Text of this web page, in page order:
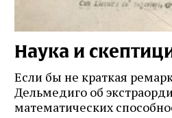
Наука и
Если бы не краткая
Дельмедиго об
математических